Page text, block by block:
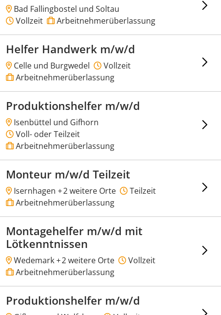
Bad Fallingbostel und Soltau
Vollzeit
Arbeitnehmerüberlassung
Helfer Handwerk m/w/d
Celle und Burgwedel
Vollzeit
Arbeitnehmerüberlassung
Produktionshelfer m/w/d
Isenbüttel und Gifhorn
Voll- oder Teilzeit
Arbeitnehmerüberlassung
Monteur m/w/d Teilzeit
Isernhagen +2 weitere Orte
Teilzeit
Arbeitnehmerüberlassung
Montagehelfer m/w/d mit
Lötkenntnissen
Wedemark +2 weitere Orte
Vollzeit
Arbeitnehmerüberlassung
Produktionshelfer m/w/d